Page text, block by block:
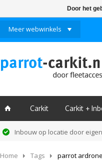
Meer webwinkels
ï Carkit Carkit +
Inbouw op locatie door
Home Tags parrot ardrone
Door het